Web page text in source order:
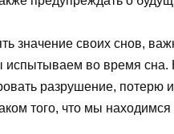
значение своих снов,
испытываем во время
разрушение, потерю
того, что мы